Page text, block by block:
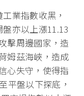
業指數收黑，
亦以上漲11.13
擊周邊國家，造
姆茲海峽，造成
心失守，使得指
平盤以下探底，